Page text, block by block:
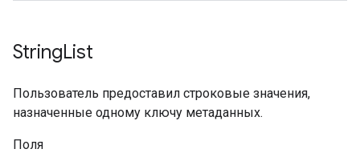
StringList
Пользователь предоставил строковые значения,
назначенные одному ключу метаданных.
Поля